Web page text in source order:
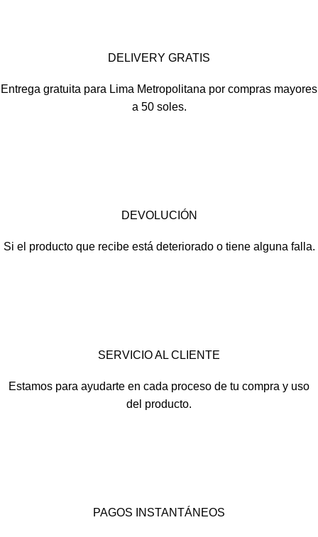
DELIVERY GRATIS
Entrega gratuita para Lima Metropolitana por compras mayores
a 50 soles.
DEVOLUCIÓN
Si el producto que recibe está deteriorado o tiene alguna falla.
SERVICIO AL CLIENTE
Estamos para ayudarte en cada proceso de tu compra y uso
del producto.
PAGOS INSTANTÁNEOS